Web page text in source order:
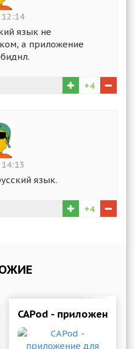
язык не
а приложение
+4
язык.
+4
2.4 Mod (Pro)
CAPod - приложение